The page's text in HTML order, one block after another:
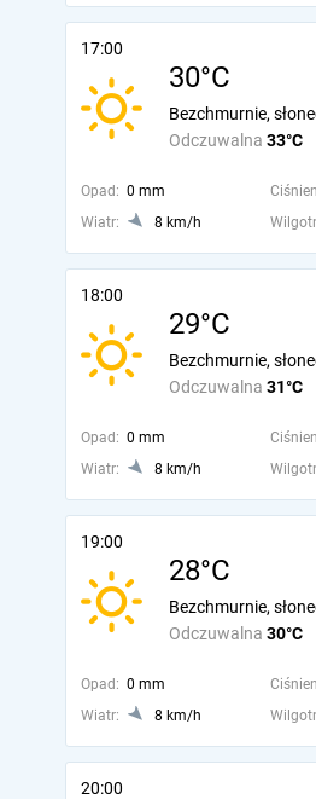
17:00
30°C
Odczuwalna 33°C
Bezchmurnie,
Opad: 0 mm
Wiatr:
8 km/h
18:00
29°C
Odczuwalna 31°C
Bezchmurnie,
Opad: 0 mm
Wiatr:
8 km/h
19:00
28°C
Odczuwalna 30°C
Bezchmurnie,
Opad: 0 mm
Wiatr:
8 km/h
20:00